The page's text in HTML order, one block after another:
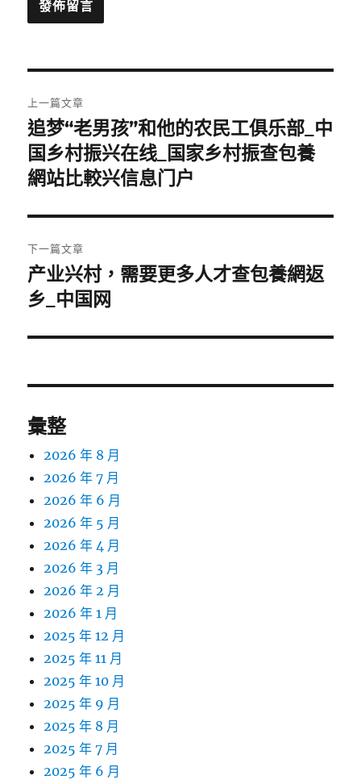
章
導
覽
上一篇文章
上
一
篇
章:
追梦“老男孩”和他的农民工俱乐部_中
国乡村振兴在线_国家乡村振查包養
網站比較兴信息门户
下一篇文章
下
一
文
产业兴村，需要更多人才查包養網返
乡_中国网
彙整
2026 年 8 月
2026 年 7 月
2026 年 6 月
2026 年 5 月
2026 年 4 月
2026 年 3 月
2026 年 2 月
2026 年 1 月
2025 年 12 月
2025 年 11 月
2025 年 10 月
2025 年 9 月
2025 年 8 月
2025 年 7 月
2025 年 6 月